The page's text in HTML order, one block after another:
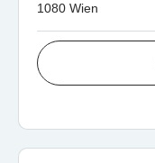
1080 Wien